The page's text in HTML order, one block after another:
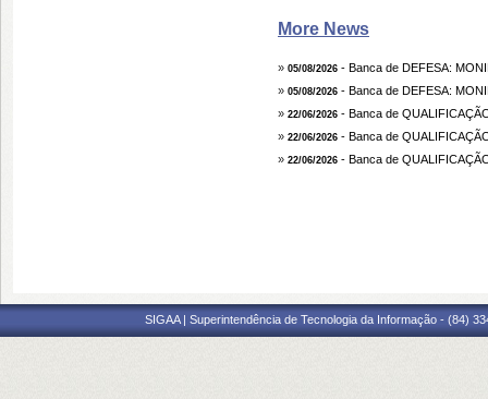
More News
» 05/08/2026 - Banca de DEFESA:
» 05/08/2026 - Banca de DEFESA:
» 22/06/2026 - Banca de
» 22/06/2026 - Banca de
» 22/06/2026 - Banca de
SIGAA | Superintendência de Tecnologia da Informação - (84)